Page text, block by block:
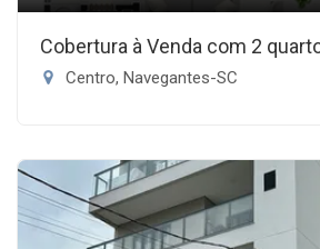
Cobertura à Venda com 2
Centro, Navegantes-SC